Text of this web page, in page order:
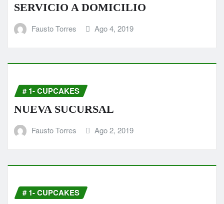
SERVICIO A DOMICILIO
Fausto Torres Ago 4, 2019
# 1- CUPCAKES
NUEVA SUCURSAL
Fausto Torres Ago 2, 2019
# 1- CUPCAKES